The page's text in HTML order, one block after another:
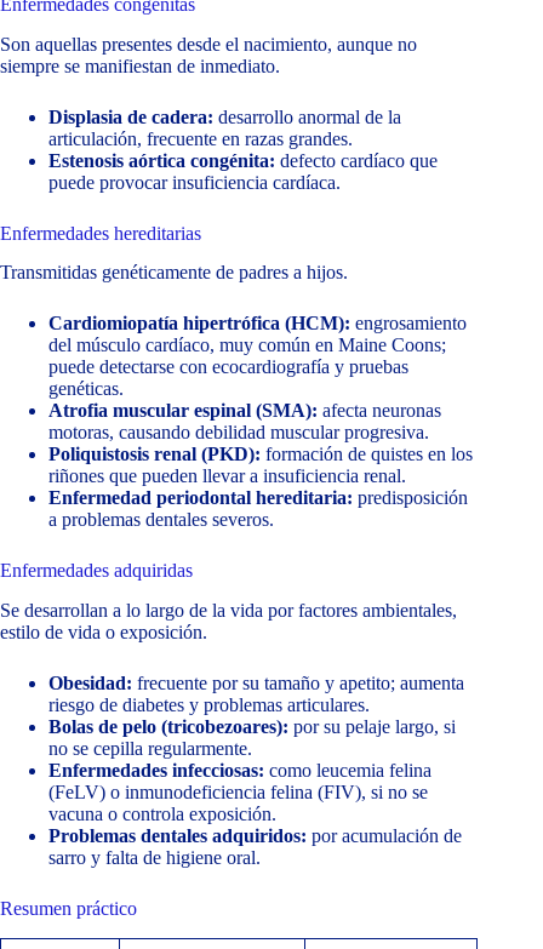
Son aquellas presentes desde el nacimiento, aunque no
siempre se manifiestan de inmediato.
Displasia de cadera: desarrollo anormal de la
articulación, frecuente en razas grandes.
Estenosis aórtica congénita: defecto cardíaco que
puede provocar insuficiencia cardíaca.
Enfermedades hereditarias
Transmitidas genéticamente de padres a hijos.
Cardiomiopatía hipertrófica (HCM): engrosamiento
del músculo cardíaco, muy común en Maine Coons;
puede detectarse con ecocardiografía y pruebas
genéticas.
Atrofia muscular espinal (SMA): afecta neuronas
motoras, causando debilidad muscular progresiva.
Poliquistosis renal (PKD): formación de quistes en los
riñones que pueden llevar a insuficiencia renal.
Enfermedad periodontal hereditaria: predisposición
a problemas dentales severos.
Enfermedades adquiridas
Se desarrollan a lo largo de la vida por factores ambientales,
estilo de vida o exposición.
Obesidad: frecuente por su tamaño y apetito; aumenta
riesgo de diabetes y problemas articulares.
Bolas de pelo (tricobezoares): por su pelaje largo, si
no se cepilla regularmente.
Enfermedades infecciosas: como leucemia felina
(FeLV) o inmunodeficiencia felina (FIV), si no se
vacuna o controla exposición.
Problemas dentales adquiridos: por acumulación de
sarro y falta de higiene oral.
Resumen práctico